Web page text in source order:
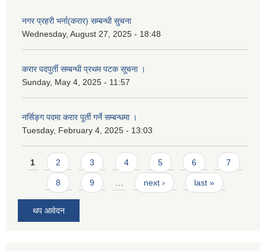
नगर प्रहरी भर्ना(करार) सम्बन्धी सुचना
Wednesday, August 27, 2025 - 18:48
करार पदपुर्ती सम्बन्धी प्रथम पटक सूचना ।
Sunday, May 4, 2025 - 11:57
नर्सिङ्ग पदमा करार पूर्ती गर्ने सम्बन्धमा ।
Tuesday, February 4, 2025 - 13:03
Pages
1 2 3 4 5 6 7
8 9 … next › last »
थप आवेदन